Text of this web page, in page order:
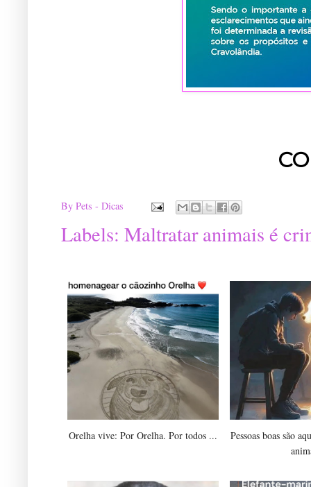
By Pets - Dicas
Labels: Maltratar animais é
Orelha vive: Por Orelha. Por todos ...
Pessoas boas são